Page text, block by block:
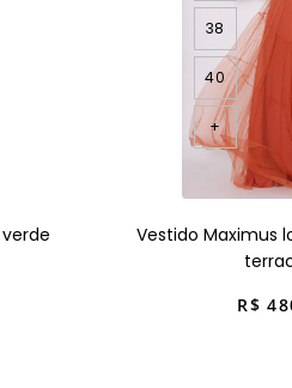
38
40
+
Vestido Maximus
R$